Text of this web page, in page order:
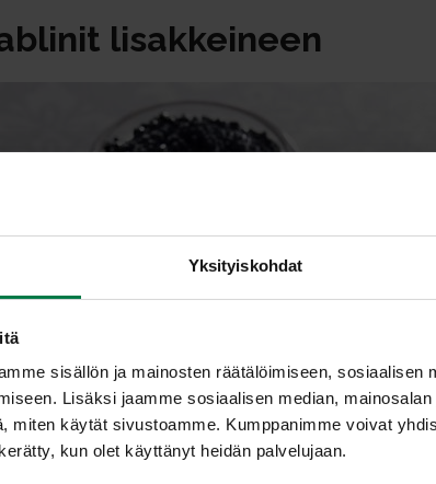
Yksityiskohdat
sisällön ja mainosten räätälöimiseen, sosiaalisen
Lisäksi jaamme sosiaalisen median,
miten käytät sivustoamme. Kumppanimme voivat
kun olet käyttänyt heidän palvelujaan.
lisakkeineen